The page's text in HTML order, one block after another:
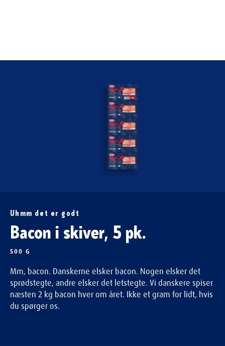
Uhmm det er godt
Bacon i skiver, 5 pk.
500 G
Mm, bacon. Danskerne elsker bacon. Nogen elsker det
sprødstegte, andre elsker det letstegte. Vi danskere spiser
næsten 2 kg bacon hver om året. Ikke et gram for lidt, hvis
du spørger os.